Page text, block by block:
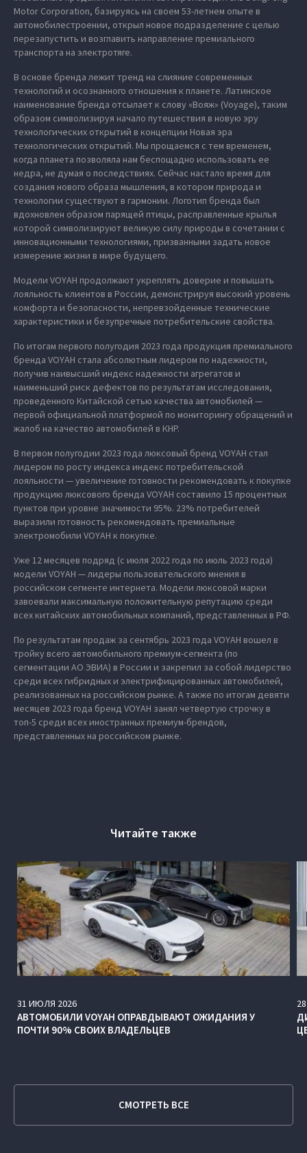
Motor Corporation, базируясь на своем 53-летнем опыте в
автомобилестроении, открыл новое подразделение с целью
перезапустить и возглавить направление премиального
транспорта на электротяге.
В основе бренда лежит тренд на слияние современных
технологий и осознанного отношения к планете. Латинское
наименование бренда отсылает к слову «Вояж» (Voyage), таким
образом символизируя начало путешествия в новую эру
технологических открытий в концепции Новая эра
технологических открытий. Мы прощаемся с тем временем,
когда планета позволяла нам беспощадно использовать ее
недра, не думая о последствиях. Сейчас настало время для
создания нового образа мышления, в котором природа и
технологии существуют в гармонии. Логотип бренда был
вдохновлен образом парящей птицы, расправленные крылья
которой символизируют великую силу природы в сочетании с
инновационными технологиями, призванными задать новое
измерение жизни в мире будущего.
Модели VOYAH продолжают укреплять доверие и повышать
лояльность клиентов в России, демонстрируя высокий уровень
комфорта и безопасности, непревзойденные технические
характеристики и безупречные потребительские свойства.
По итогам первого полугодия 2023 года продукция премиального
бренда VOYAH стала абсолютным лидером по надежности,
получив наивысший индекс надежности агрегатов и
наименьший риск дефектов по результатам исследования,
проведенного Китайской сетью качества автомобилей —
первой официальной платформой по мониторингу обращений и
жалоб на качество автомобилей в КНР.
В первом полугодии 2023 года люксовый бренд VOYAH стал
лидером по росту индекса индекс потребительской
лояльности — увеличение готовности рекомендовать к покупке
продукцию люксового бренда VOYAH составило 15 процентных
пунктов при уровне значимости 95%. 23% потребителей
выразили готовность рекомендовать премиальные
электромобили VOYAH к покупке.
Уже 12 месяцев подряд (с июля 2022 года по июль 2023 года)
модели VOYAH — лидеры пользовательского мнения в
российском сегменте интернета. Модели люксовой марки
завоевали максимальную положительную репутацию среди
всех китайских автомобильных компаний, представленных в РФ.
По результатам продаж за сентябрь 2023 года VOYAH вошел в
тройку всего автомобильного премиум-сегмента (по
сегментации АО ЭВИА) в России и закрепил за собой лидерство
среди всех гибридных и электрифицированных автомобилей,
реализованных на российском рынке. А также по итогам девяти
месяцев 2023 года бренд VOYAH занял четвертую строчку в
топ-5 среди всех иностранных премиум-брендов,
представленных на российском рынке.
Читайте также
31 ИЮЛЯ 2026
АВТОМОБИЛИ VOYAH ОПРАВДЫВАЮТ ОЖИДАНИЯ У
ПОЧТИ 90% СВОИХ ВЛАДЕЛЬЦЕВ
28
СМОТРЕТЬ ВСЕ